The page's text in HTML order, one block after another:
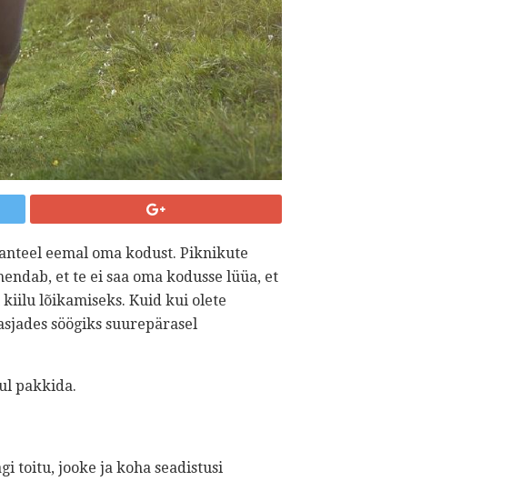
eemal oma kodust. Piknikute
et te ei saa oma kodusse lüüa, et
lõikamiseks. Kuid kui olete
söögiks suurepärasel
pakkida.
toitu, jooke ja koha seadistusi